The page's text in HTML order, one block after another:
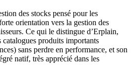
des stocks pensé pour les
orientation vers la gestion des
Ce qui le distingue d’Erplain,
catalogues produits importants
sans perdre en performance, et son
natif, très apprécié dans les